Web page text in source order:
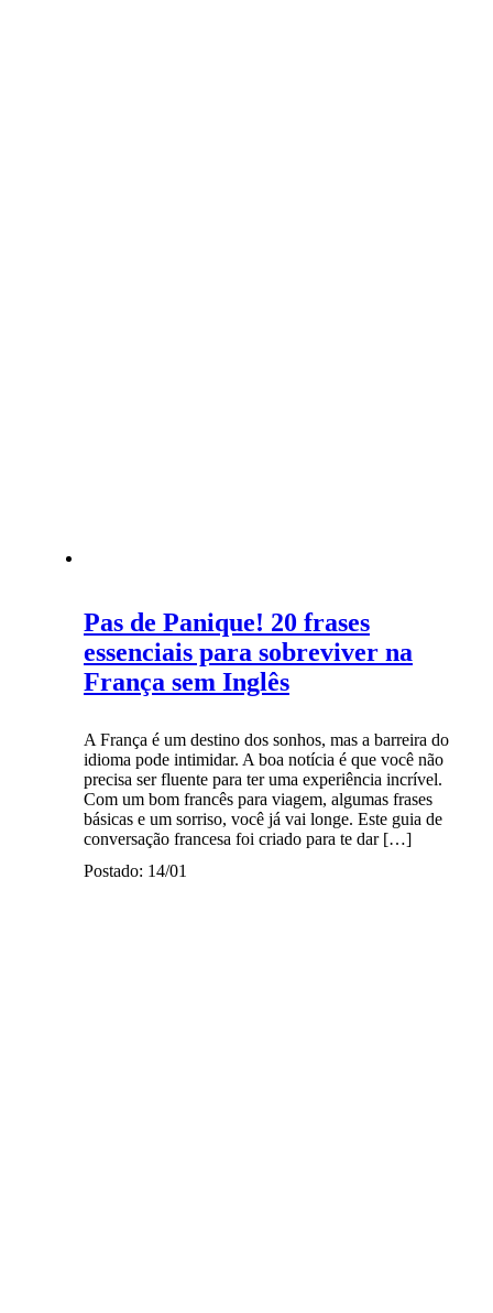
Pas de Panique! 20 frases
essenciais para sobreviver na
França sem Inglês
A França é um destino dos sonhos, mas a barreira do
idioma pode intimidar. A boa notícia é que você não
precisa ser fluente para ter uma experiência incrível.
Com um bom francês para viagem, algumas frases
básicas e um sorriso, você já vai longe. Este guia de
conversação francesa foi criado para te dar […]
Postado: 14/01